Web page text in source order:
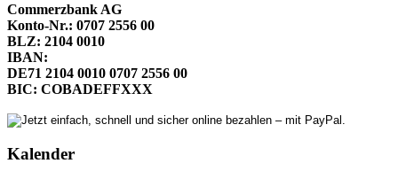
Commerzbank AG
Konto-Nr.: 0707 2556 00
BLZ: 2104 0010
IBAN:
DE71 2104 0010 0707 2556 00
BIC: COBADEFFXXX
Kalender